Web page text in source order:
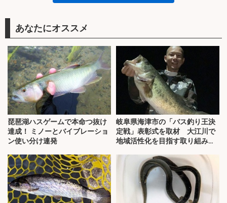
あなたにオススメ
琵琶湖ハスゲームで本命つ抜け
達成！ ミノーとバイブレーショ
ン使い分け連発
岐阜県海津市の「バス釣り王決
定戦」表彰式を取材 大江川で
地域活性化を目指す取り組みと